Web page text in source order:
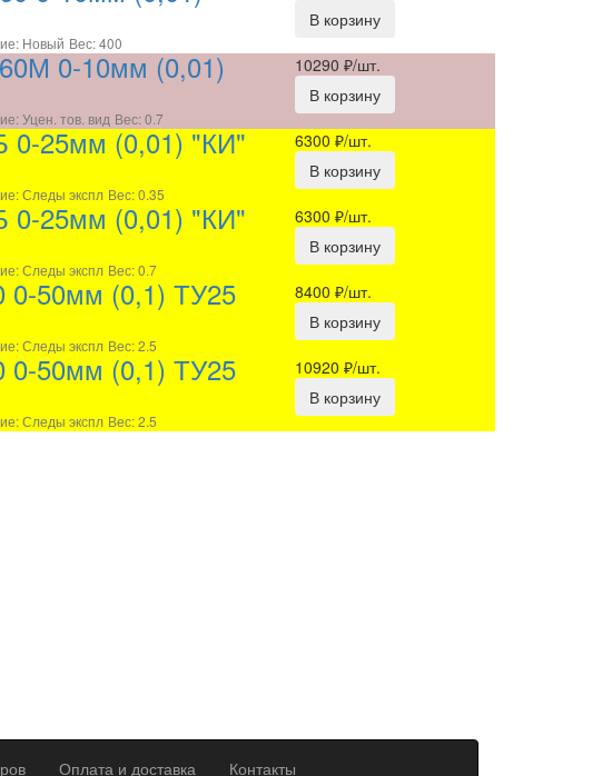
Новый Вес: 400
В корзину
0-10мм (0,01)
Уцен. тов. вид Вес: 0.7
10290 ₽/шт.
В корзину
0-25мм (0,01) "КИ"
Следы экспл Вес: 0.35
6300 ₽/шт.
В корзину
0-25мм (0,01) "КИ"
Следы экспл Вес: 0.7
6300 ₽/шт.
В корзину
0-50мм (0,1) ТУ25
Следы экспл Вес: 2.5
8400 ₽/шт.
В корзину
0-50мм (0,1) ТУ25
Следы экспл Вес: 2.5
10920 ₽/шт.
В корзину
Оплата и доставка Контакты